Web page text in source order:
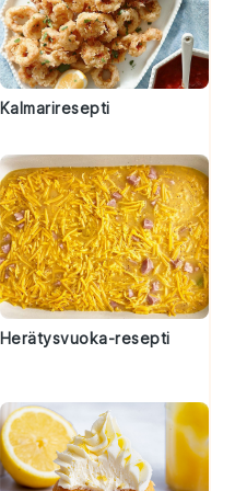
Kalmariresepti
Herätysvuoka-resepti